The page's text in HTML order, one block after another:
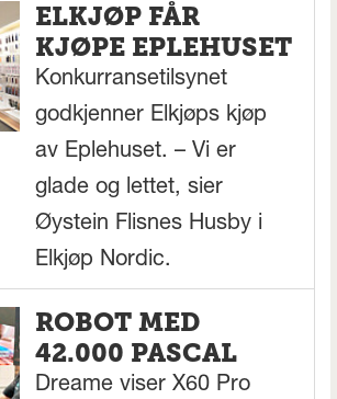
ELKJØP FÅR
KJØPE EPLEHUSET
Konkurransetilsynet
godkjenner Elkjøps kjøp
av Eplehuset. – Vi er
glade og lettet, sier
Øystein Flisnes Husby i
Elkjøp Nordic.
ROBOT MED
42.000 PASCAL
Dreame viser X60 Pro